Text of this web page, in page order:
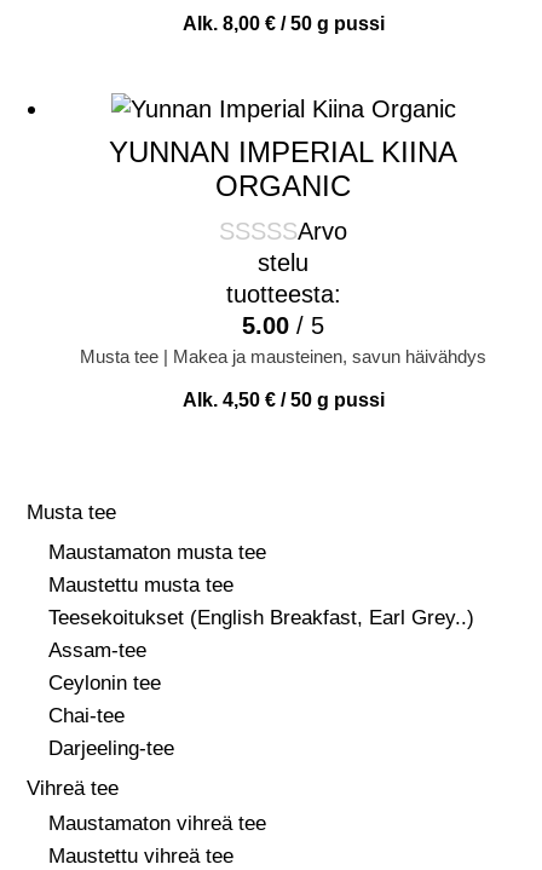
Musta tee
Maustamaton musta tee
Maustettu musta tee
Teesekoitukset (English Breakfast, Earl Grey..)
Assam-tee
Ceylonin tee
Chai-tee
Darjeeling-tee
Vihreä tee
Maustamaton vihreä tee
Maustettu vihreä tee
Alk. 8,00 €/ 50 g pussi
YUNNAN IMPERIAL KIINA
ORGANIC
Arvo
stelu
tuotteesta:
5.00 / 5
Musta tee | Makea ja mausteinen, savun häivähdys
Alk. 4,50 €/ 50 g pussi